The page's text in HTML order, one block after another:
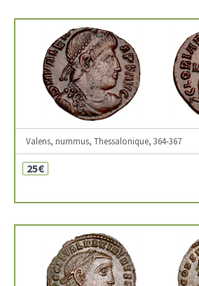
Valens, nummus, Thessalonique, 364-367
25€